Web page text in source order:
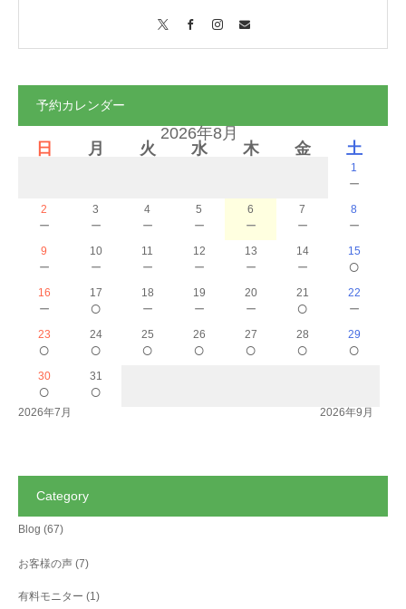
予約カレンダー
2026年8月
日
月 火 水 木 金 土
1
－
2
－
3
－
4
－
5
－
6
－
7
－
8
－
9
－
10
－
11
－
12
－
13
－
14
－
15
○
16
－
17
○
18
－
19
－
20
－
21
○
22
－
23
○
24
○
25
○
26
○
27
○
28
○
29
○
30
○
31
○
2026年7月 2026年9月
Category
Blog (67)
お客様の声 (7)
有料モニター (1)